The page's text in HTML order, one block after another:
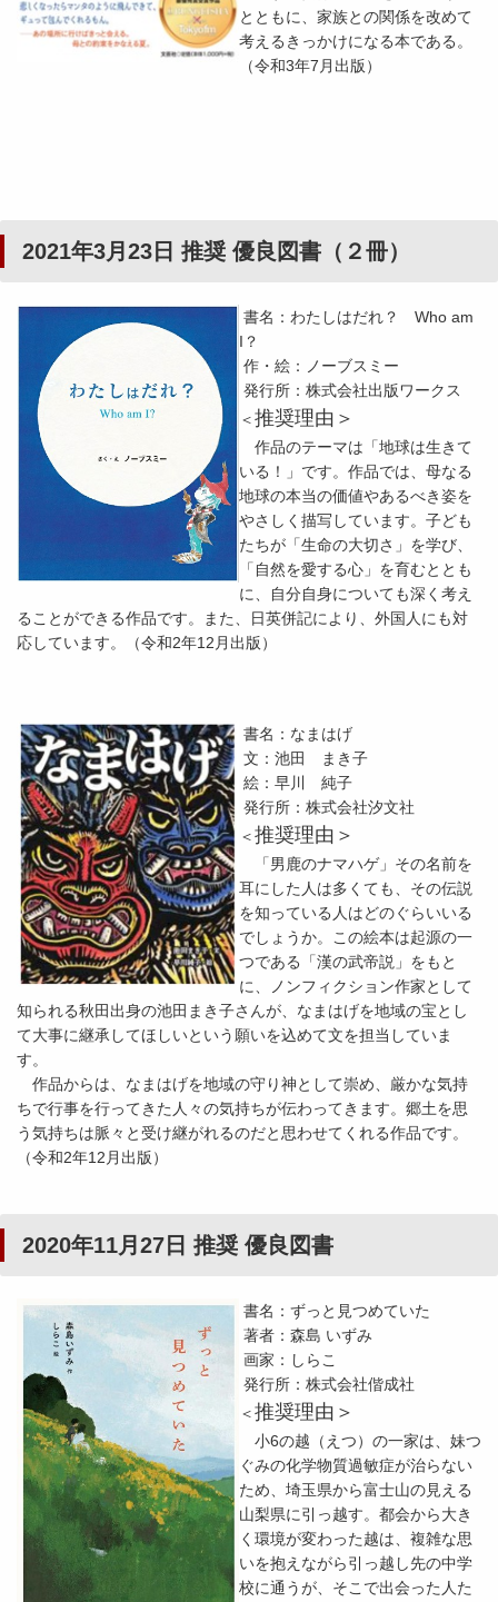
とともに、家族との関係を改めて
考えるきっかけになる本である。
（令和3年7月出版）
2021年3月23日 推奨 優良図書（２冊）
書名：わたしはだれ？ Who am
I？
作・絵：ノーブスミー
発行所：株式会社出版ワークス
＜推奨理由＞
作品のテーマは「地球は生きて
いる！」です。作品では、母なる
地球の本当の価値やあるべき姿を
やさしく描写しています。子ども
たちが「生命の大切さ」を学び、
「自然を愛する心」を育むととも
に、自分自身についても深く考え
ることができる作品です。また、日英併記により、外国人にも対
応しています。（令和2年12月出版）
書名：なまはげ
文：池田 まき子
絵：早川 純子
発行所：株式会社汐文社
＜推奨理由＞
「男鹿のナマハゲ」その名前を
耳にした人は多くても、その伝説
を知っている人はどのぐらいいる
でしょうか。この絵本は起源の一
つである「漢の武帝説」をもと
に、ノンフィクション作家として
知られる秋田出身の池田まき子さんが、なまはげを地域の宝とし
て大事に継承してほしいという願いを込めて文を担当していま
す。
作品からは、なまはげを地域の守り神として崇め、厳かな気持
ちで行事を行ってきた人々の気持ちが伝わってきます。郷土を思
う気持ちは脈々と受け継がれるのだと思わせてくれる作品です。
（令和2年12月出版）
2020年11月27日 推奨 優良図書
書名：ずっと見つめていた
著者：森島 いずみ
画家：しらこ
発行所：株式会社偕成社
＜推奨理由＞
小6の越（えつ）の一家は、妹つ
ぐみの化学物質過敏症が治らない
ため、埼玉県から富士山の見える
山梨県に引っ越す。都会から大き
く環境が変わった越は、複雑な思
いを抱えながら引っ越し先の中学
校に通うが、そこで出会った人た